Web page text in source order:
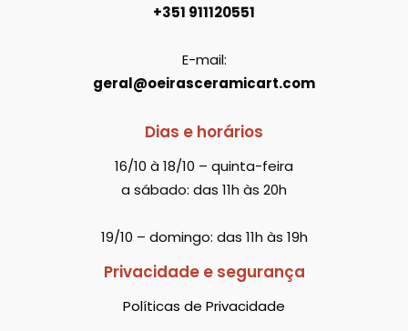
+351 911120551
E-mail:
geral@oeirasceramicart.com
Dias e horários
16/10 à 18/10 – quinta-feira
a sábado: das 11h às 20h
19/10 – domingo: das 11h às 19h
Privacidade e segurança
Políticas de Privacidade